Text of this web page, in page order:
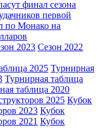
финал сезона
первой
по Монако на
2023 Сезон 2022
2025 Турнирная
Турнирная таблица
таблица 2020
2025 Кубок
2023 Кубок
2021 Кубок